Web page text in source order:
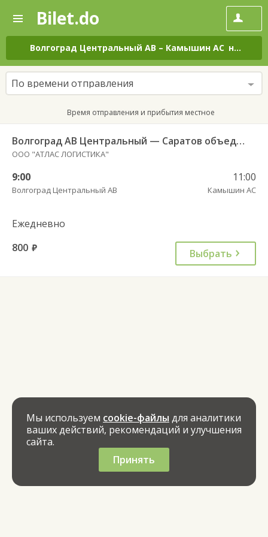
—
Поиск
и
покупка
билетов
на
автобус
онлайн
Bilet.do
Волгоград Центральный АВ – Камышин АС на все дни
По времени отправления
Время отправления и прибытия местное
Волгоград АВ Центральный — Саратов объединение АВ и АС
ООО "АТЛАС ЛОГИСТИКА"
9:00
Волгоград Центральный АВ
11:00
Камышин АС
Ежедневно
800 руб. Выбрать
Мы используем cookie-файлы для аналитики
ваших действий, рекомендаций и улучшения
сайта.
Принять